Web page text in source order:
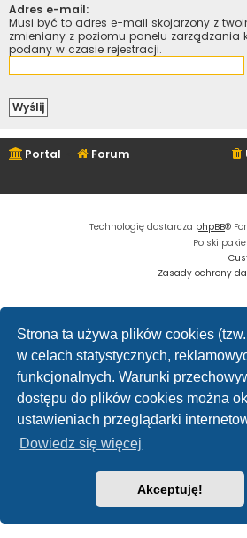
Strona ta używa plików cookies
w celach statystycznych,
funkcjonalnych. Warunki
dostępu do plików cookies można
ustawieniach przeglądarki
Dowiedz się więcej
Akceptuję!
Adres e-mail:
Musi być to adres e-mail skojarzony z
zmieniany z poziomu panelu zarządzania
podany w czasie rejestracji.
Portal Forum
Technologię dostarcza phpBB®
Polski
Zasady ochrony